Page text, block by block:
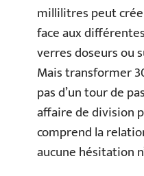
millilitres peut
face aux
verres doseurs ou
Mais transformer
pas d’un tour de
affaire de division
comprend la
aucune hésitation